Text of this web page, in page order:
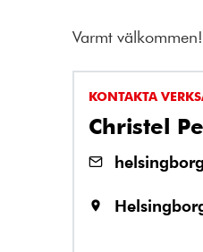
Varmt välkommen!
KONTAKTA
Christel